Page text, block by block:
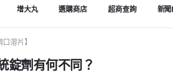
增大丸 選購商店 超商查詢 新
溶片】
錠劑有何不同？